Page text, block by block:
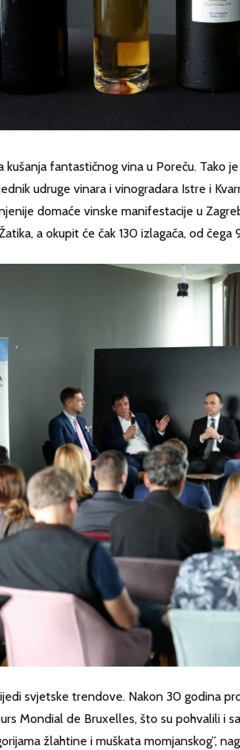
kušanja fantastičnog vina u Poreču. Tako
udruge vinara i vinogradara Istre i
domaće vinske manifestacije u
a okupit će čak 130 izlagača, od čega
svjetske trendove. Nakon 30 godina
Mondial de Bruxelles, što su pohvalili i
žlahtine i muškata momjanskog”,